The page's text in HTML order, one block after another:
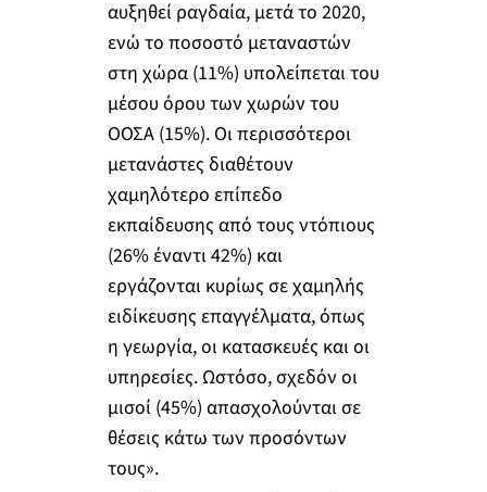
αυξηθεί ραγδαία, μετά το 2020,
ενώ το ποσοστό μεταναστών
στη χώρα (11%) υπολείπεται του
μέσου όρου των χωρών του
ΟΟΣΑ (15%). Οι περισσότεροι
μετανάστες διαθέτουν
χαμηλότερο επίπεδο
εκπαίδευσης από τους ντόπιους
(26% έναντι 42%) και
εργάζονται κυρίως σε χαμηλής
ειδίκευσης επαγγέλματα, όπως
η γεωργία, οι κατασκευές και οι
υπηρεσίες. Ωστόσο, σχεδόν οι
μισοί (45%) απασχολούνται σε
θέσεις κάτω των προσόντων
τους».